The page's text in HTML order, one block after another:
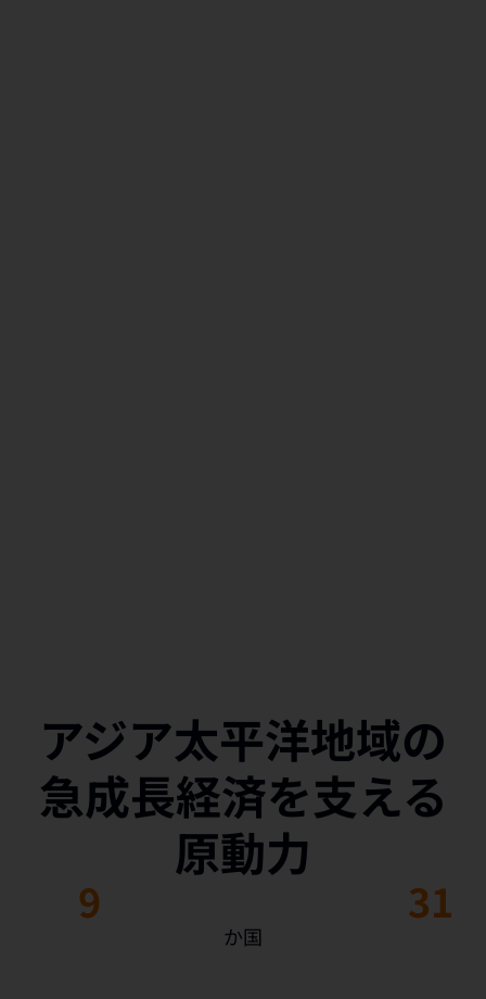
アジア太平洋地域の
急成長経済を支える
原動力
9
か国
31